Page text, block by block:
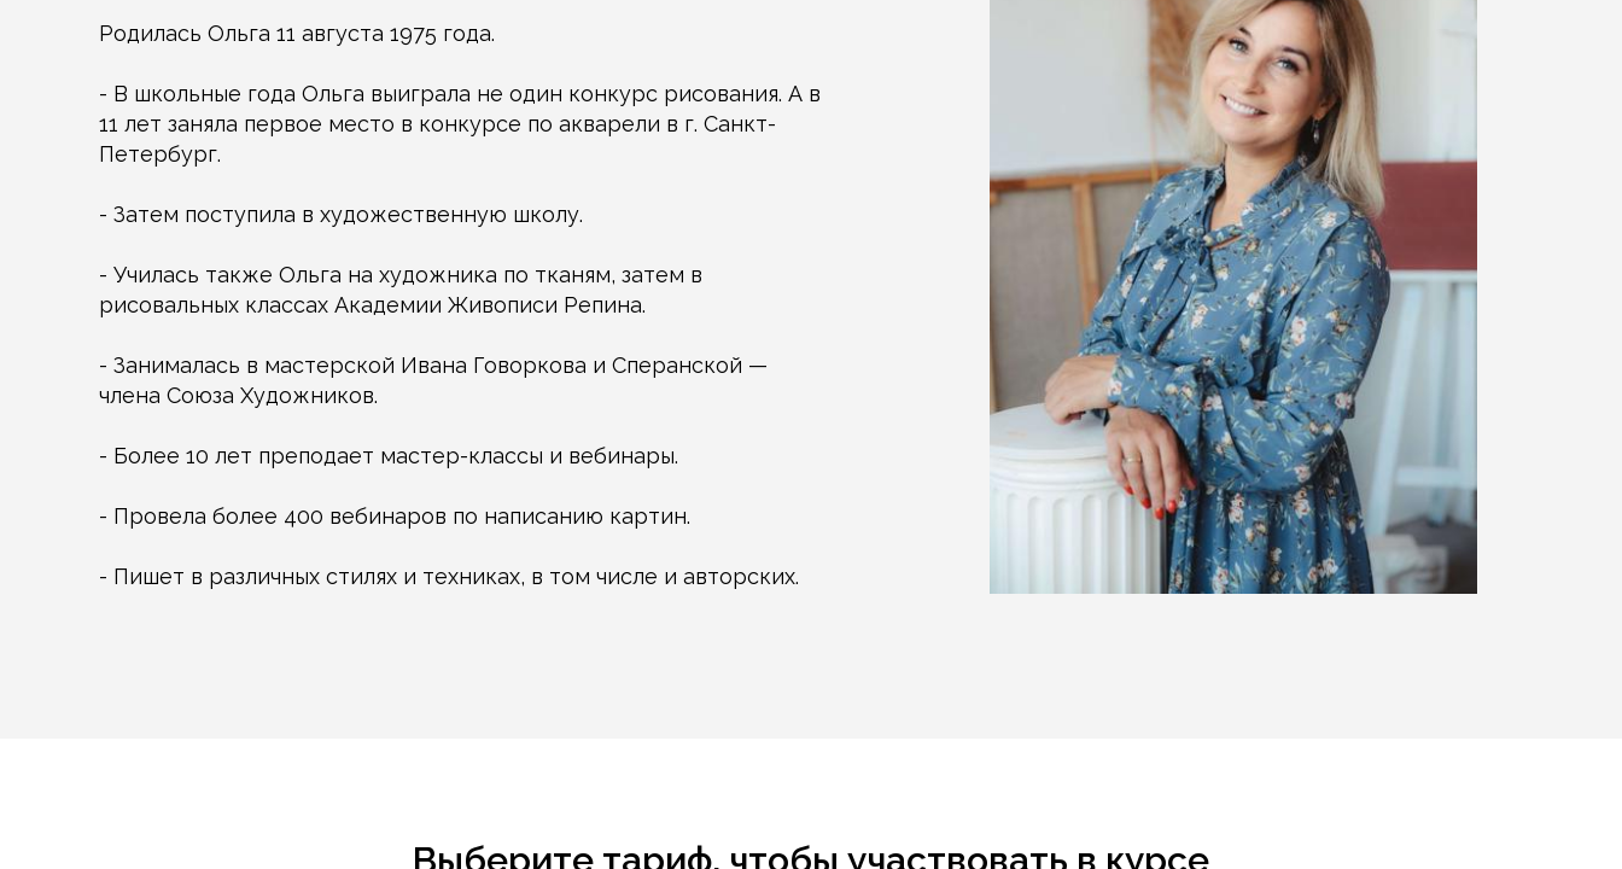
Родилась Ольга 11 августа 1975 года.
- В школьные года Ольга выиграла не один конкурс рисования. А в
11 лет заняла первое место в конкурсе по акварели в г. Санкт-
Петербург.
- Затем поступила в художественную школу.
- Училась также Ольга на художника по тканям, затем в
рисовальных классах Академии Живописи Репина.
- Занималась в мастерской Ивана Говоркова и Сперанской —
члена Союза Художников.
- Более 10 лет преподает мастер-классы и вебинары.
- Провела более 400 вебинаров по написанию картин.
- Пишет в различных стилях и техниках, в том числе и авторских.
Выберите тариф, чтобы участвовать в курсе